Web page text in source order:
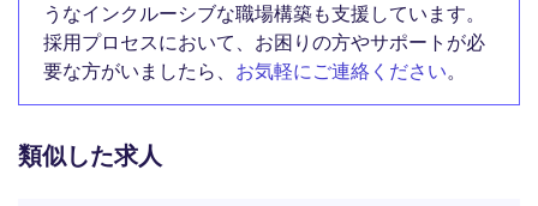
うなインクルーシブな職場構築も支援しています。
採用プロセスにおいて、お困りの方やサポートが必
要な方がいましたら、 お気軽にご連絡ください。
類似した求人